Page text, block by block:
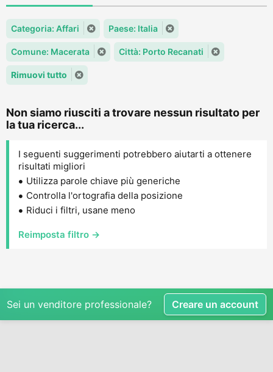
Categoria: Affari Paese: Italia
Comune: Macerata Città: Porto Recanati
Rimuovi tutto
Non siamo riusciti a trovare nessun risultato per
la tua ricerca...
I seguenti suggerimenti potrebbero aiutarti a ottenere
risultati migliori
Utilizza parole chiave più generiche
Controlla l'ortografia della posizione
Riduci i filtri, usane meno
Reimposta filtro →
Sei un venditore professionale? Creare un account